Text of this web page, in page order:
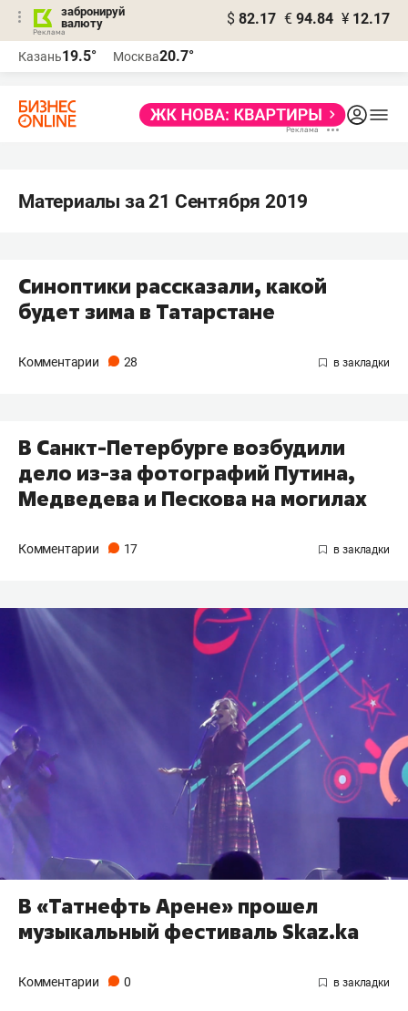
забронируй
валюту
$ 82.17 € 94.84 ¥ 12.17
Казань19.5° Москва20.7°
Материалы за 21 Сентября 2019
Синоптики рассказали, какой
будет зима в Татарстане
Комментарии 28
В Санкт-Петербурге возбудили
дело из-за фотографий Путина,
Медведева и Пескова на могилах
Комментарии 17
В «Татнефть Арене» прошел
музыкальный фестиваль Skaz.ka
Комментарии 0